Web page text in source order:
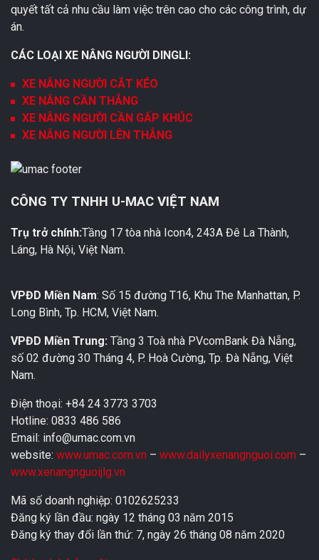
quyết tất cả nhu cầu làm việc trên cao cho các công trình, dự
án.
CÁC LOẠI XE NÂNG NGƯỜI DINGLI:
XE NÂNG NGƯỜI CẮT KÉO
XE NÂNG CẦN THẲNG
XE NÂNG NGƯỜI CẦN GẤP KHÚC
XE NÂNG NGƯỜI LÊN THẲNG
CÔNG TY TNHH U-MAC VIỆT NAM
Trụ trở chính:Tầng 17 tòa nhà Icon4, 243A Đê La Thành,
Láng, Hà Nội, Việt Nam.
VPĐD Miền Nam: Số 15 đường T16, Khu The Manhattan, P.
Long Bình, Tp. HCM, Việt Nam.
VPĐD Miền Trung: Tầng 3 Toà nhà PVcomBank Đà Nẵng,
số 02 đường 30 Tháng 4, P. Hoà Cường, Tp. Đà Nẵng, Việt
Nam.
Điện thoại: +84 24 3773 3703
Hotline: 0833 486 586
Email: info@umac.com.vn
website: www.umac.com.vn – www.dailyxenangnguoi.com –
www.xenangnguoijlg.vn
Mã số doanh nghiệp: 0102625233
Đăng ký lần đầu: ngày 12 tháng 03 năm 2015
Đăng ký thay đổi lần thứ: 7, ngày 26 tháng 08 năm 2020